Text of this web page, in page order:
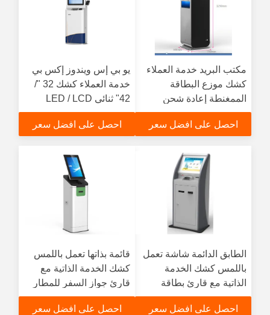
مكتب البريد خدمة العملاء
كشك موزع البطاقة
الممغنطة إعادة شحن
أكشاك الدفع باللمس
احصل على افضل سعر
يو بي إس ويندوز إكس بي
خدمة العملاء كشك 32 "/
42" ثنائي LED / LCD
Adverti للتمويل
احصل على افضل سعر
الطابق الدائمة شاشة تعمل
باللمس كشك الخدمة
الذاتية مع قارئ بطاقة
للبنوك
احصل على افضل سعر
قائمة بذاتها تعمل باللمس
كشك الخدمة الذاتية مع
قارئ جواز السفر للمطار
احصل على افضل سعر